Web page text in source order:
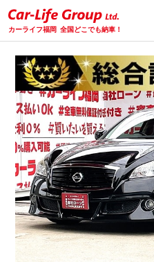
カーライフ福岡 全国どこでも納車！